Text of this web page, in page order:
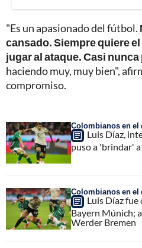
"Es un apasionado del fútbol.
cansado. Siempre quiere
jugar al ataque. Casi
haciendo muy, muy bien",
compromiso.
Colombianos en el
Luis Díaz,
puso a 'brindar'
Colombianos en el
Luis Díaz
Bayern Múnich;
Werder Bremen